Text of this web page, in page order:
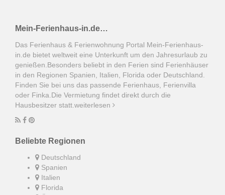
Mein-Ferienhaus-in.de…
Das Ferienhaus & Ferienwohnung Portal Mein-Ferienhaus-
in.de bietet weltweit eine Unterkunft um den Jahresurlaub zu
genießen.Besonders beliebt in den Ferien sind Ferienhäuser
in den Regionen Spanien, Italien, Florida oder Deutschland.
Finden Sie bei uns das passende Ferienhaus, Ferienvilla
oder Finka.Die Vermietung findet direkt durch die
Hausbesitzer statt.weiterlesen
Beliebte Regionen
Deutschland
Spanien
Italien
Florida